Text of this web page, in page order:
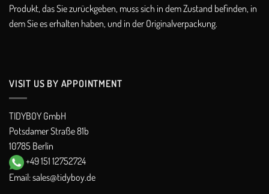
Produkt, das Sie zurückgeben, muss sich in dem Zustand befinden, in
dem Sie es erhalten haben, und in der Originalverpackung.
VISIT US BY APPOINTMENT
TIDYBOY GmbH
Potsdamer Straße 81b
10785 Berlin
+49 151 12752724
Email:sales@tidyboy.de